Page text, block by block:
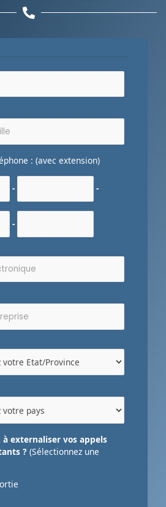
: (avec extension)
- -
-
à externaliser vos appels
? (Sélectionnez une